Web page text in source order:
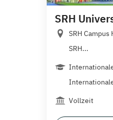
SRH
SRH Campus
SRH...
Vollzeit